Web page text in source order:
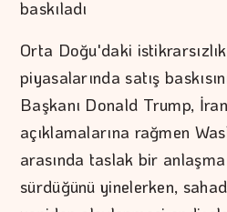
baskıladı
Orta Doğu'daki
piyasalarında satış
Başkanı Donald Trump,
açıklamalarına rağmen
arasında taslak bir
sürdüğünü yinelerken,